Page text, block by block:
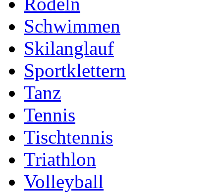
Schwimmen
Skilanglauf
Sportklettern
Tanz
Tennis
Tischtennis
Triathlon
Volleyball